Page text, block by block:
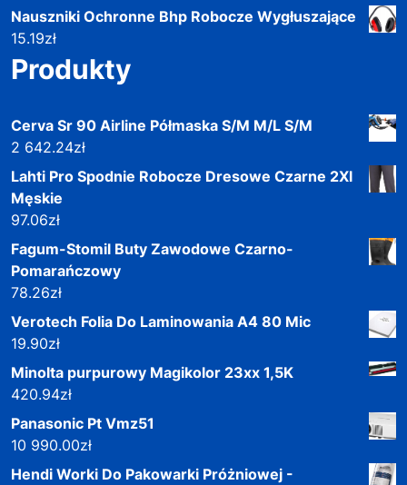
Nauszniki Ochronne Bhp Robocze Wygłuszające
15.19zł
Produkty
Cerva Sr 90 Airline Półmaska S/M M/L S/M
2 642.24zł
Lahti Pro Spodnie Robocze Dresowe Czarne 2Xl
Męskie
97.06zł
Fagum-Stomil Buty Zawodowe Czarno-
Pomarańczowy
78.26zł
Verotech Folia Do Laminowania A4 80 Mic
19.90zł
Minolta purpurowy Magikolor 23xx 1,5K
420.94zł
Panasonic Pt Vmz51
10 990.00zł
Hendi Worki Do Pakowarki Próżniowej -